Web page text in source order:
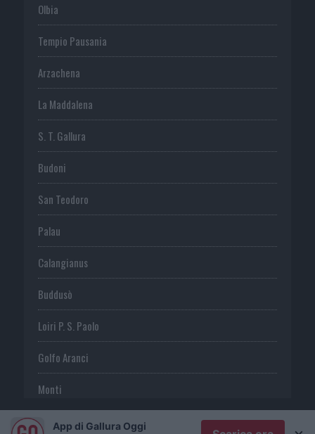
Olbia
Tempio Pausania
Arzachena
La Maddalena
S. T. Gallura
Budoni
San Teodoro
Palau
Calangianus
Buddusò
Loiri P. S. Paolo
Golfo Aranci
Monti
TeltiApp di Gallura Oggi